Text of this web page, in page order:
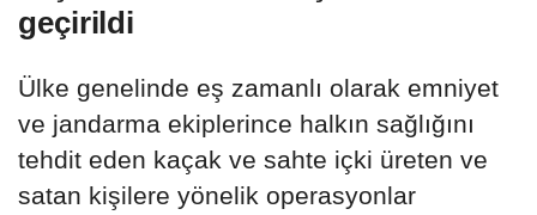
geçirildi
Ülke genelinde eş zamanlı olarak emniyet
ve jandarma ekiplerince halkın sağlığını
tehdit eden kaçak ve sahte içki üreten ve
satan kişilere yönelik operasyonlar